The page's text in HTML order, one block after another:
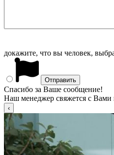
докажите, что вы человек,
Спасибо за Ваше сообщение!
Наш менеджер свяжется с Вами